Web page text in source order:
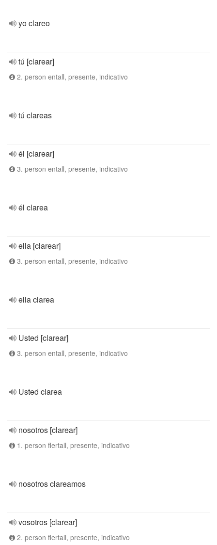
yo clareo
tú [clarear]
2. person entall, presente, indicativo
tú clareas
él [clarear]
3. person entall, presente, indicativo
él clarea
ella [clarear]
3. person entall, presente, indicativo
ella clarea
Usted [clarear]
3. person entall, presente, indicativo
Usted clarea
nosotros [clarear]
1. person flertall, presente, indicativo
nosotros clareamos
vosotros [clarear]
2. person flertall, presente, indicativo